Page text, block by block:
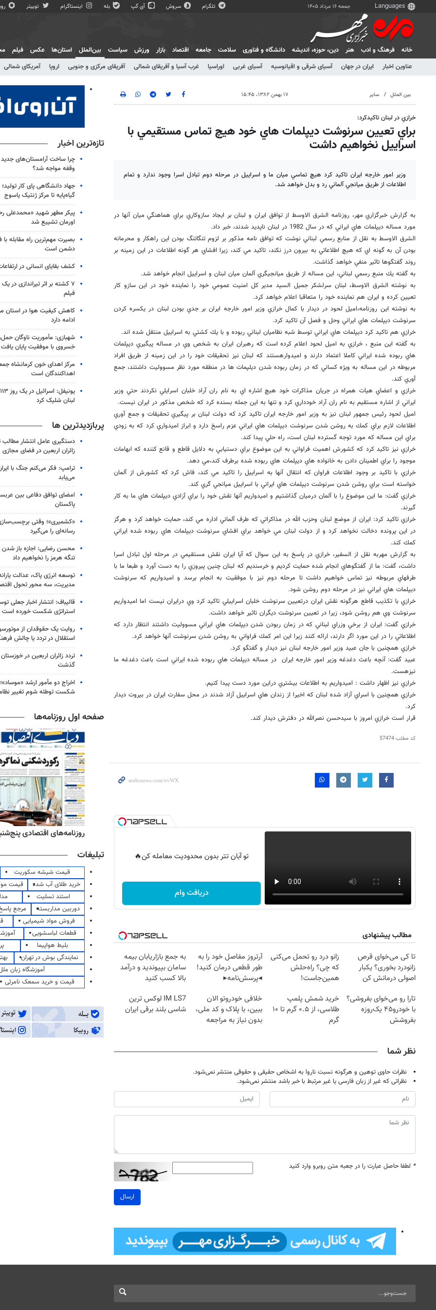
جمعه ۱۶ مرداد ۱۴۰۵ تلگرام سروش آی گپ بله اینستاگرام توییتر
خانه فرهنگ و ادب هنر دين، حوزه، انديشه دانشگاه و فناوری سلامت جامعه اقتصاد بازار ورزش سیاست
بین‌الملل
عناوین اخبار
ایران در جهان آسیای شرقی و اقیانوسیه آسیای غربی اوراسیا غرب آسیا و آفریقای شمالی آفریقای مرکزی و جنوبی اروپا آمریکای شمالی
استان‌ها عکس فیلم
بین الملل سایر ۱۷ بهمن ۱۳۸۲، ۱۵:۴۵
خرازي در لبنان تاكيدكرد:
براي تعيين سرنوشت ديپلمات هاي خود هيچ تماس مستقيمي با
اسراييل نخواهيم داشت
وزير امور خارجه ايران تاكيد كرد هيچ تماسي ميان ما و اسراييل در مرحله دوم تبادل اسرا وجود ندارد و تمام
اطلاعات از طريق ميانجي آلماني رد و بدل خواهد شد.
به گزارش خبرگزاري مهر، روزنامه الشرق الاوسط از توافق ايران و لبنان بر ايجاد سازوكاري براي هماهنگي ميان آنها در
مورد مساله ديپلمات هاي ايراني كه در سال 1982 در لبنان ناپديد شدند، خبر داد.
الشرق الاوسط به نقل از منابع رسمي لبناني نوشت كه توافق نامه مذكور بر لزوم تنگاتنگ بودن اين راهكار و محرمانه
بودن آن به گونه اي كه هيچ اطلاعاتي به بيرون درز نكند، تاكيد مي كند، زيرا افشاي هر گونه اطلاعات در اين زمينه بر
روند گفتگوها تاثير منفي خواهد گذاشت.
به گفته يك منبع رسمي لبناني، اين مساله از طريق ميانجيگري آلمان ميان لبنان و اسراييل انجام خواهد شد.
به نوشته الشرق الاوسط، لبنان سرلشكر جميل السيد مدير كل امنيت عمومي خود را نماينده خود در اين سازو كار
تعيين كرده و ايران هم نماينده خود را متعاقبا اعلام خواهد كرد.
به نوشته اين روزنامه،اميل لحود در ديدار با كمال خرازي وزير امور خارجه ايران بر جدي بودن لبنان در يكسره كردن
سرنوشت ديپلمات هاي ايراني وحل و فصل آن تاكيد كرد.
خرازي هم تاكيد كرد ديپلمات هاي ايراني توسط شبه نظاميان لبناني ربوده و با يك كشتي به اسراييل منتقل شده اند.
به گفته اين منبع ، خرازي به اميل لحود اعلام كرده است كه رهبران ايران به شخص وي در مساله پيگيري ديپلمات
هاي ربوده شده ايراني كاملا اعتماد دارند و اميدوارهستند كه لبنان نيز تحقيقات خود را در اين زمينه از طريق افراد
مربوطه در اين مساله به ويژه كساني كه در زمان ربوده شدن ديلپمات ها در منطقه مورد نظر مسووليت داشتند، جمع
آوري كند.
خرازي و اعضاي هيات همراه در جريان مذاكرات خود هيچ اشاره اي به نام ران آراد خلبان اسرايلي نكردند حتي وزير
ايراني از اشاره مستقيم به نام ران آراد خودداري كرد و تنها به اين جمله بسنده كرد كه شخص مذكور در ايران نيست.
اميل لحود رئيس جمهور لبنان نيز به وزير امور خارجه ايران تاكيد كرد كه دولت لبنان بر پيگيري تحقيقات و جمع آوري
اطلاعات لازم براي كمك به روشن شدن سرنوشت ديپلمات هاي ايراني عزم راسخ دارد و ابراز اميدواري كرد كه به زودي
براي اين مساله كه مورد توجه گسترده لبنان است، راه حلي پيدا كند.
خرازي نيز تاكيد كرد كه كشورش اهميت فراواني به اين موضوع براي دستيابي به دلايل قاطع و قانع كننده كه ابهامات
موجود را براي اطمينان دادن به خانواده هاي ديپلمات هاي ربوده شده برطرف كند،مي دهد.
خرازي با تاكيد بر وجود اطلاعات فراوان كه انتقال آنها به اسراييل را تاكيد مي كند، فاش كرد كه كشورش از آلمان
خواسته است براي روشن شدن سرنوشت ديپلمات هاي ايراني با اسراييل ميانجي گري كند.
خرازي گفت: ما اين موضوع را با آلمان درميان گذاشتيم و اميدواريم آنها نقش خود را براي آزادي ديپلمات هاي ما به كار
گيرند.
خرازي تاكيد كرد: ايران از موضع لبنان وحزب الله در مذاكراتي كه طرف آلماني اداره مي كند، حمايت خواهد كرد و هرگز
در اين پرونده دخالت نخواهد كرد و از دولت لبنان مي خواهد براي افشاي سرنوشت ديپلمات هاي ربوده شده ايراني
كمك كند.
به گزارش مهربه نقل از السفير، خرازي در پاسخ به اين سوال كه آيا ايران نقش مستقيمي در مرحله اول تبادل اسرا
داشت، گفت: ما از گفتگوهاي انجام شده حمايت كرديم و خرسنديم كه لبنان چنين پيروزي را به دست آورد و طبعا ما با
طرفهاي مربوطه نيز تماس خواهيم داشت تا مرحله دوم نيز با موفقيت به انجام برسد و اميدواريم كه سرنوشت
ديپلمات هاي ايراني نيز در مرحله دوم روشن شود.
خرازي با تكذيب قاطع هرگونه نقش ايران درتعيين سرنوشت خلبان اسراييلي تاكيد كرد وي درايران نيست اما اميدواريم
سرنوشت وي هم روشن شود، زيرا در تعيين سرنوشت ديگران تاثير خواهد داشت.
خرازي گفت: ايران از برخي وزراي لبناني كه در زمان ربودن شدن ديپلمات هاي ايراني مسووليت داشتند انتظار دارد كه
اطلاعاتي را در اين مورد اگر دارند، ارائه كنند زيرا اين امر كمك فراواني به روشن شدن سرنوشت آنها خواهد كرد.
خرازي همچنين با جان عبيد وزير امور خارجه لبنان نيز ديدار و گفتگو كرد.
عبيد گفت: آنچه باعث دغدغه وزير امور خارجه ايران در مساله ديپلمات هاي ربوده شده ايراني است باعث دغدغه ما
نيزهست.
خرازي نيز اظهار داشت : اميدواريم به اطلاعات بيشتري دراين مورد دست پيدا كنيم.
خرازي همچنين با اسراي آزاد شده لبنان كه اخيرا از زندان هاي اسراييل آزاد شدند در محل سفارت ايران در بيروت ديدار
كرد.
قرار است خرازي امروز با سيدحسن نصرالله در دفترش ديدار كند.
کد مطلب57474
تو آبان تتر بدون محدودیت معامله کن🔥
دریافت وام
مطالب پیشنهادی
تا کی می‌خوای قرص
زانودرد بخوری؟ یکبار
اصولی درمانش کن
زانو درد رو تحمل می‌کنی
که چی؟ راه‌حلش
همین‌جاست!
آرتروز مفاصل خود را به
طور قطعی درمان کنید!
◂پرسش‌نامه▸
به جمع بازاریابان بیمه
سامان بپیوندید و درآمد
بالا کسب کنید
تارا رو می‌خوای بفروشی؟
با خودرو۴۵ یک‌روزه
بفروشش
خرید شمش پلمپ
طلاسی، از ۰.۵ گرم تا ۱۰
گرم
خلافی خودروتو الان
ببین، با پلاک و کد ملی،
بدون نیاز به مراجعه
IM LS7 لوکس ترین
شاسی بلند برقی ایران
نظر شما
نظرات حاوی توهین و هرگونه نسبت ناروا به اشخاص حقیقی و حقوقی منتشر نمی‌شود.
نظراتی که غیر از زبان فارسی یا غیر مرتبط با خبر باشد منتشر نمی‌شود.
* لطفا حاصل عبارت را در جعبه متن روبرو وارد کنید
ارسال
تازه‌ترین اخبار
چرا ساخت آرامستان‌های جدید
وقفه مواجه شد؟
جهاد دانشگاهی پای کار تولید؛
گیاه‌پایه تا مرکز ژنتیک یاسوج
پیکر مطهر شهید «محمدعلی
اورمان تشییع شد
بصیرت مهم‌ترین راه مقابله
دشمن است
کشف بقایای انسانی در
۷ کشته بر اثر تیراندازی در
فیلم
کاهش کیفیت هوا در استان
ادامه دارد
شهبازی: مأموریت ناوگان
خسروی با موفقیت پایان یافت
مرکز اهدای خون کرمانشاه
اهداکنندگان است
لبنان شلیک کرد
پربازدیدترین ها
دستگیری عامل انتشار مطالب
زائران اربعین در فضای مجازی
ترامپ: فکر می‌کنم جنگ با
می‌یابد
امضای توافق دفاعی بین
پاکستان
«کشمیری»؛ وقتی
رسانه‌ای را می‌گیرد
محسن رضایی: اجازه باز
تنگه هرمز را نخواهیم داد
توسعه انرژی پاک، عدالت
مدیریت، سه محور تحول
قالیباف: انتشار اخبار جعلی
استراتژی شکست خورده است
روایت یک حقوقدان از
استقلال در تردد یا چالش
گذشت
اخراج دو مأمور ارشد
شکست توطئه شوم تغییر نظام
صفحه اول روزنامه‌ها
روزنامه‌های صبح پنج‌شنبه ۱۵ مرداد ۱۴۰۵ روزنامه‌های اقتصادی پنج‌شنبه ۱۵ مرداد
تبلیغات
قیمت شیشه سکوریت
خرید طلای آب شده
قیمت
استند تسلیت
دوربین مداربسته
مرجع
فروش مواد شیمیایی
قطعات لباسشویی
بلیط هواپیما
نمایندگی بوش در تهران
آموزشگاه زبان
قیمت و خرید سمعک نامرئی